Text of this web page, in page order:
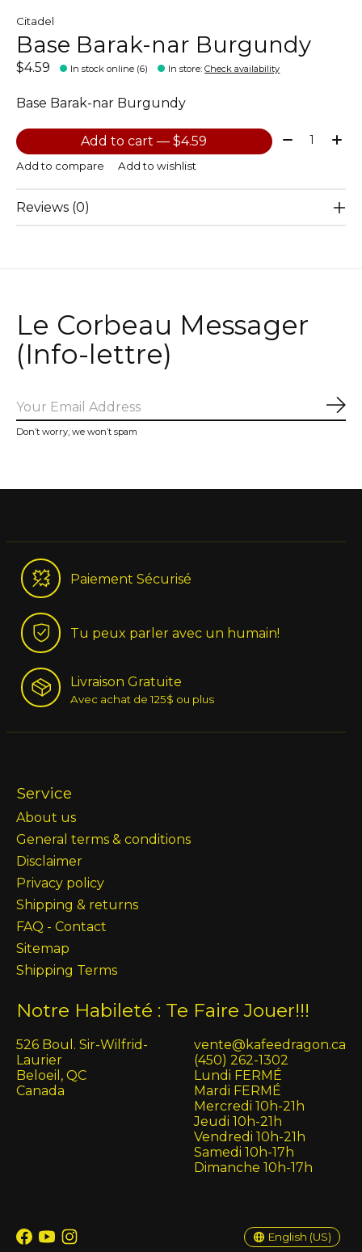
Citadel
Base Barak-nar Burgundy
$4.59 In stock online (6) In store:Check availability
Base Barak-nar Burgundy
Add to cart — $4.59 Quantity:
Add to compare Add to wishlist
Reviews (0)
Le Corbeau Messager
(Info-lettre)
Don’t worry, we won’t spam
Paiement Sécurisé
Tu peux parler avec un humain!
Livraison Gratuite
Avec achat de 125$ ou plus
Service
About us
General terms & conditions
Disclaimer
Privacy policy
Shipping & returns
FAQ - Contact
Sitemap
Shipping Terms
Notre Habileté : Te Faire Jouer!!!
526 Boul. Sir-Wilfrid-
Laurier
Beloeil, QC
Canada
vente@kafeedragon.ca
(450) 262-1302
Lundi FERMÉ
Mardi FERMÉ
Mercredi 10h-21h
Jeudi 10h-21h
Vendredi 10h-21h
Samedi 10h-17h
Dimanche 10h-17h
English (US)
English (US)